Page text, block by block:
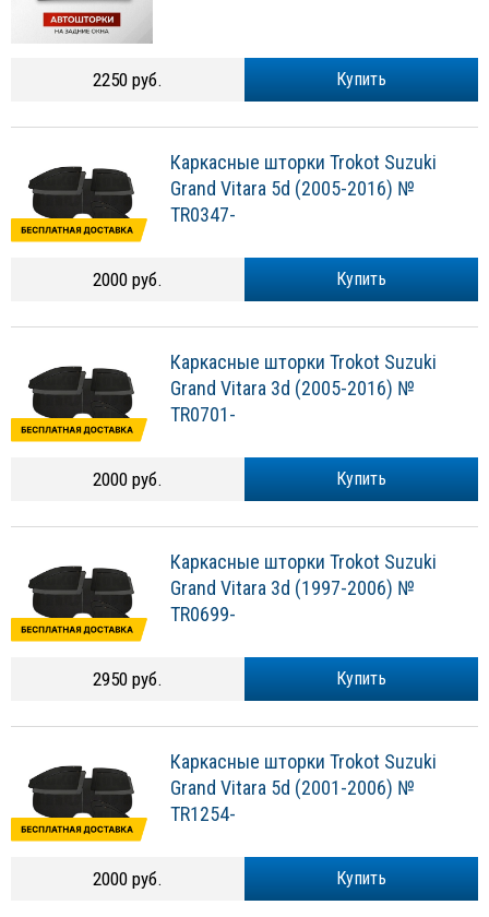
Купить
2250 руб.
Каркасные шторки Trokot Suzuki
Grand Vitara 5d (2005-2016) №
TR0347-
Купить
2000 руб.
Каркасные шторки Trokot Suzuki
Grand Vitara 3d (2005-2016) №
TR0701-
Купить
2000 руб.
Каркасные шторки Trokot Suzuki
Grand Vitara 3d (1997-2006) №
TR0699-
Купить
2950 руб.
Каркасные шторки Trokot Suzuki
Grand Vitara 5d (2001-2006) №
TR1254-
Купить
2000 руб.